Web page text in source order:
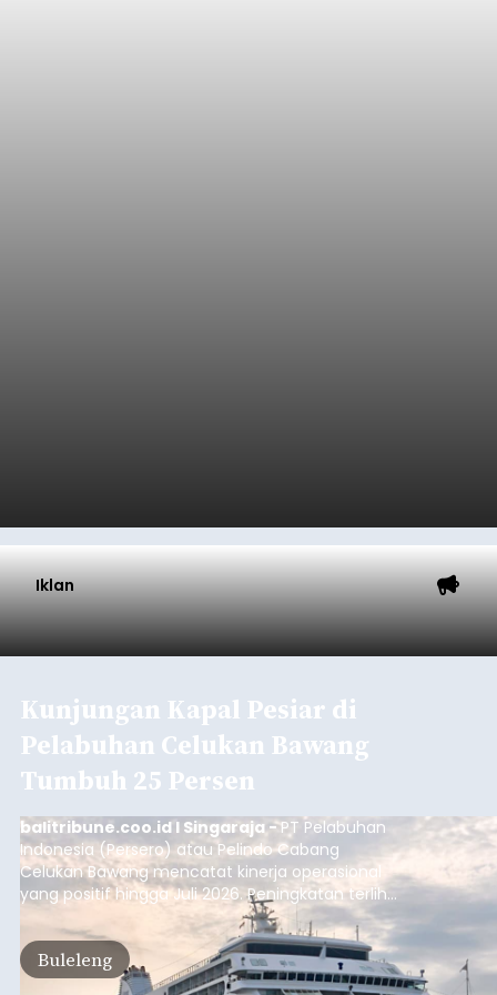
Iklan
Kunjungan Kapal Pesiar di
Pelabuhan Celukan Bawang
Tumbuh 25 Persen
balitribune.coo.id I Singaraja -PT Pelabuhan
Indonesia (Persero) atau Pelindo Cabang
Celukan Bawang mencatat kinerja operasional
yang positif hingga Juli 2026. Peningkatan terlihat
dari arus kapal yang mencapai 1,48 juta Gross
Tonnage (GT), atau tumbuh 12,4 persen
dibandingkan periode yang sama tahun lalu
yang tercatat sebesar 1,32 juta GT.
Buleleng